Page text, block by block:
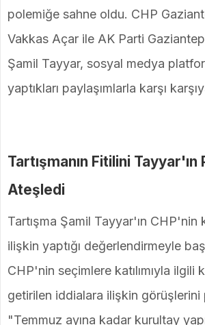
polemiğe sahne oldu. CHP
Vakkas Açar ile AK Parti
Şamil Tayyar, sosyal medya
yaptıkları paylaşımlarla karşı
Tartışmanın Fitilini Tayyar'ın
Ateşledi
Tartışma Şamil Tayyar'ın CHP'nin
ilişkin yaptığı değerlendirmeyle
CHP'nin seçimlere katılımıyla ilgili
getirilen iddialara ilişkin görüşlerini
"Temmuz ayına kadar kurultay